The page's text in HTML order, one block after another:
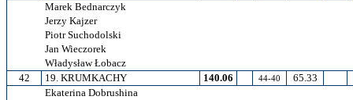
Marek Bednarczyk
Jerzy Kajzer
Piotr Suchodolski
Jan Wieczorek
Władysław Łobacz
42
19. KRUMKACHY 140.06 44-40
65.33
Ekaterina Dobrushina